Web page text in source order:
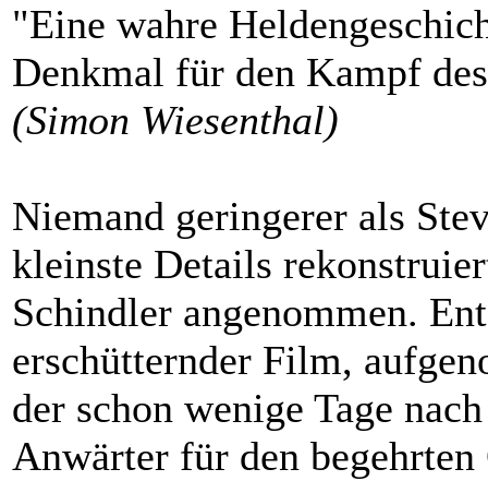
"Eine wahre
Denkmal für den Kampf
(Simon Wiesenthal)
Niemand geringerer als
kleinste Details
Schindler angenommen.
erschütternder Film,
der schon wenige Tage
Anwärter für den